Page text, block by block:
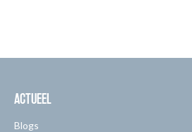
ACTUEEL
Blogs